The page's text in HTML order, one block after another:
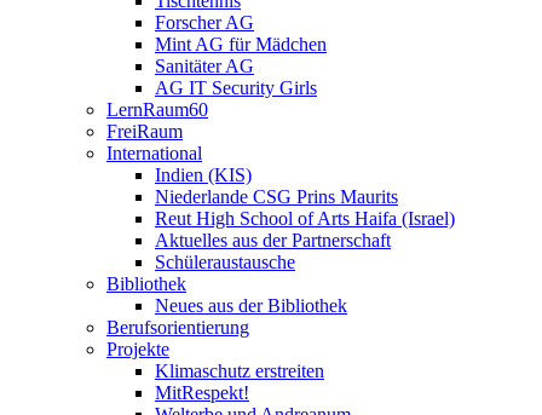
Forscher AG
Mint AG für Mädchen
Sanitäter AG
AG IT Security Girls
LernRaum60
FreiRaum
International
Indien (KIS)
Niederlande CSG Prins Maurits
Reut High School of Arts Haifa (Israel)
Aktuelles aus der Partnerschaft
Schüleraustausche
Bibliothek
Neues aus der Bibliothek
Berufsorientierung
Projekte
Klimaschutz erstreiten
MitRespekt!